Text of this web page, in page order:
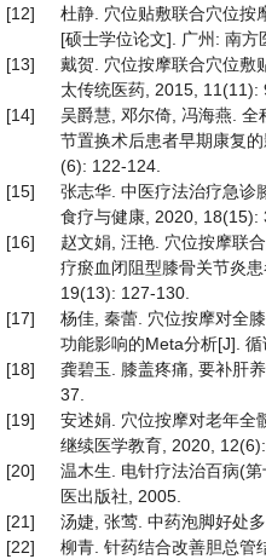
[12]
杜静. 穴位贴敷联合穴位按
[硕士学位论文]. 广州: 南方
[13]
戴贺. 穴位按摩联合穴位敷
太传统医药, 2015, 11(11):
[14]
吴爵慧, 邓尔倚, 冯海燕. 全
节置换术后患者早期康复
(6): 122-124.
[15]
张志华. 中医疗法治疗急诊
食疗与健康, 2020, 18(15):
[16]
赵文娟, 汪艳. 穴位按摩联
疗瘀血闭阻型膝骨关节炎
19(13): 127-130.
[17]
杨佳, 秦蕾. 穴位按摩对全
功能影响的Meta分析[J].
[18]
龚碧玉. 膝盖疼痛, 要补肝
37.
[19]
安述娟. 穴位按摩对老年全
继续医学教育, 2020,
[20]
温木生. 电针疗法治百病(
医出版社, 2005.
[21]
汤婕, 张莺. 中药泡脚好处
[22]
柳青. 针药结合改善胆总管